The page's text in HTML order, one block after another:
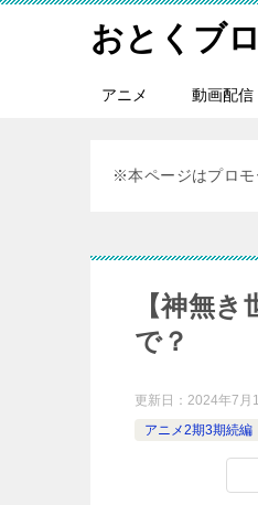
おとくブ
アニメ 動画配信
※本ページはプロモ
【神無
で？
更新日： 2024年7月
アニメ2期3期続編